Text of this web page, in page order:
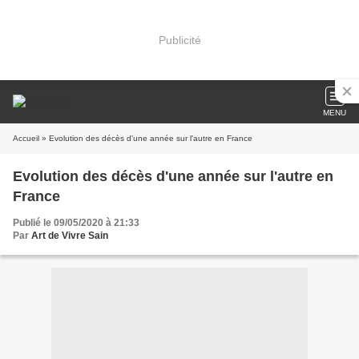
Publicité
MENU
Accueil » Evolution des décès d'une année sur l'autre en France
Evolution des décès d'une année sur l'autre en
France
Publié le 09/05/2020 à 21:33
Par Art de Vivre Sain